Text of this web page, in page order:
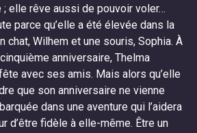
; elle rêve aussi de pouvoir voler…
parce qu’elle a été élevée dans la
chat, Wilhem et une souris, Sophia. À
anniversaire, Thelma
avec ses amis. Mais alors qu’elle
que son anniversaire ne vienne
dans une aventure qui l’aidera
d’être fidèle à elle-même. Être un